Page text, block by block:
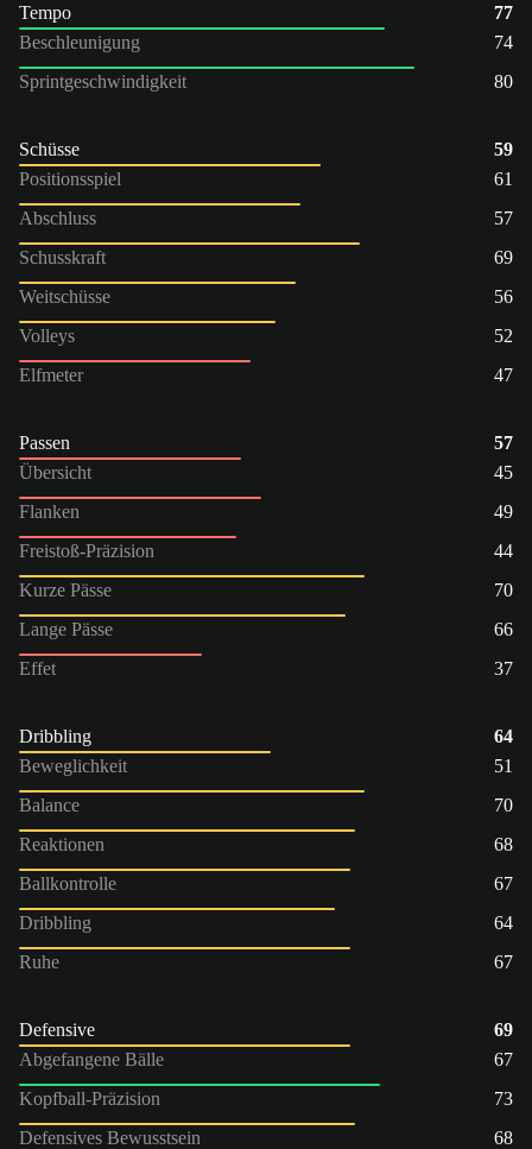
Tempo
77
Beschleunigung
74
Sprintgeschwindigkeit
80
Schüsse
59
Positionsspiel
61
Abschluss
57
Schusskraft
69
Weitschüsse
56
Volleys
52
Elfmeter
47
Passen
57
Übersicht
45
Flanken
49
Freistoß-Präzision
44
Kurze Pässe
70
Lange Pässe
66
Effet
37
Dribbling
64
Beweglichkeit
51
Balance
70
Reaktionen
68
Ballkontrolle
67
Dribbling
64
Ruhe
67
Defensive
69
Abgefangene Bälle
67
Kopfball-Präzision
73
Defensives Bewusstsein
68